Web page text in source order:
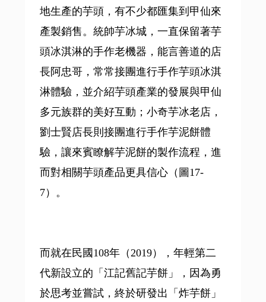
地生產的芋頭，有不少都匯集到甲仙來
產製銷售。統帥芋冰城，一直保留著芋
頭冰淇淋的手作老機器，能言善道的店
長阿忠哥，常常接團進行手作芋頭冰淇
淋體驗，並介紹芋頭產業的發展與甲仙
多元族群的美好互動；小奇芋冰老店，
劉士賢店長則接團進行手作芋泥餅體
驗，讓來賓瞭解芋泥餅的製作流程，進
而對相關芋頭產品更具信心（圖17-
7）。
而就在民國108年（2019），年輕第二
代新設立的「江記舊記芋餅」，因為勇
於思考並嘗試，終於研發出「炸芋餅」